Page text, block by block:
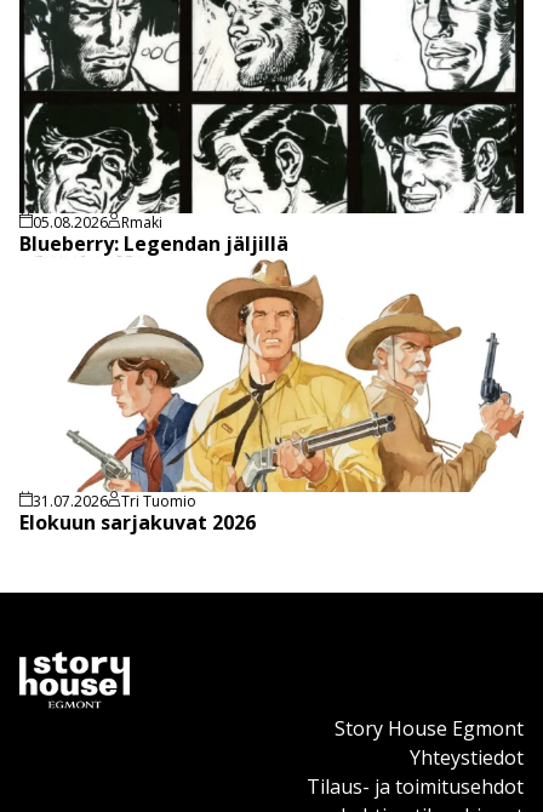
05.08.2026 Rmaki
Blueberry: Legendan jäljillä
31.07.2026 Tri Tuomio
Elokuun sarjakuvat 2026
Story House Egmont
Yhteystiedot
Tilaus- ja toimitusehdot